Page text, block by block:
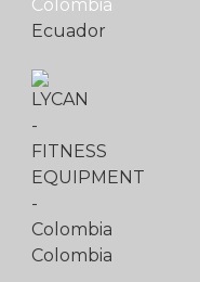
Ecuador
Colombia